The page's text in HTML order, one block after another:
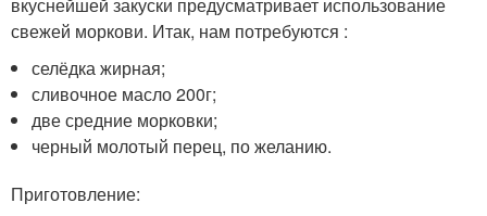
свежей моркови. Итак, нам потребуются :
селёдка жирная;
сливочное масло 200г;
две средние морковки;
черный молотый перец, по желанию.
Приготовление: